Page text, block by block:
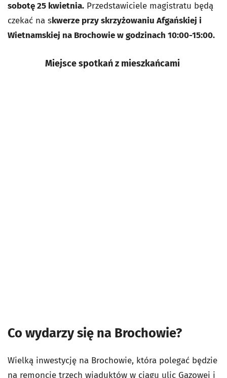
sobotę 25 kwietnia. Przedstawiciele magistratu będą
czekać na skwerze przy skrzyżowaniu Afgańskiej i
Wietnamskiej na Brochowie w godzinach 10:00-15:00.
Miejsce spotkań z mieszkańcami
Co wydarzy się na Brochowie?
Wielką inwestycję na Brochowie, która polegać będzie
na remoncie trzech wiaduktów w ciągu ulic Gazowej i